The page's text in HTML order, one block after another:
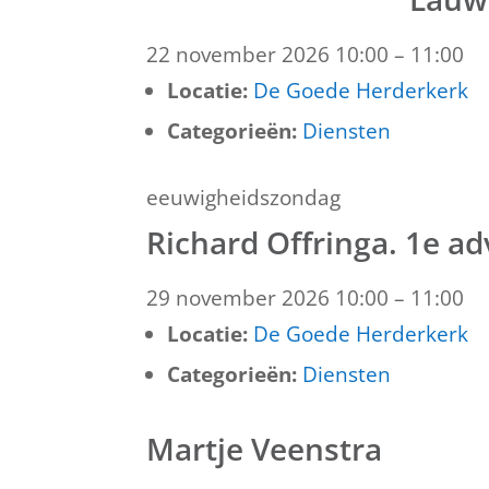
22 november 2026 10:00 – 11:00
Locatie: De Goede Herderkerk
Categorieën: Diensten
eeuwigheidszondag
Richard Offringa. 1e
29 november 2026 10:00 – 11:00
Locatie: De Goede Herderkerk
Categorieën: Diensten
Martje Veenstra